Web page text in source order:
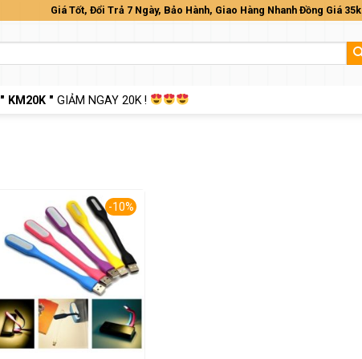
Giá Tốt, Đổi Trả 7 Ngày, Bảo Hành, Giao Hàng Nhanh Đồng Giá 35k
" KM20K " GIẢM NGAY 20K !
-10%